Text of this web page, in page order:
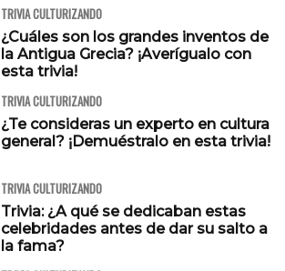
TRIVIA CULTURIZANDO
¿Cuáles son los grandes inventos de
la Antigua Grecia? ¡Averígualo con
esta trivia!
TRIVIA CULTURIZANDO
¿Te consideras un experto en cultura
general? ¡Demuéstralo en esta trivia!
TRIVIA CULTURIZANDO
Trivia: ¿A qué se dedicaban estas
celebridades antes de dar su salto a
la fama?